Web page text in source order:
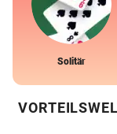
Solitär